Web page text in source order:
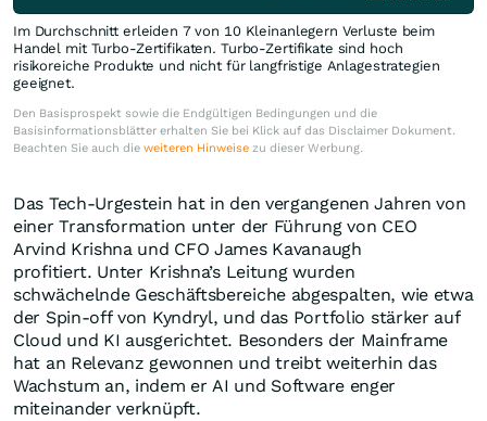
Im Durchschnitt erleiden 7 von 10 Kleinanlegern Verluste beim
Handel mit Turbo-Zertifikaten. Turbo-Zertifikate sind hoch
risikoreiche Produkte und nicht für langfristige Anlagestrategien
geeignet.
Den Basisprospekt sowie die Endgültigen Bedingungen und die
Basisinformationsblätter erhalten Sie bei Klick auf das Disclaimer Dokument.
Beachten Sie auch die weiteren Hinweise zu dieser Werbung.
Das Tech-Urgestein hat in den vergangenen Jahren von
einer Transformation unter der Führung von CEO
Arvind Krishna und CFO James Kavanaugh
profitiert. Unter Krishna’s Leitung wurden
schwächelnde Geschäftsbereiche abgespalten, wie etwa
der Spin-off von Kyndryl, und das Portfolio stärker auf
Cloud und KI ausgerichtet. Besonders der Mainframe
hat an Relevanz gewonnen und treibt weiterhin das
Wachstum an, indem er AI und Software enger
miteinander verknüpft.